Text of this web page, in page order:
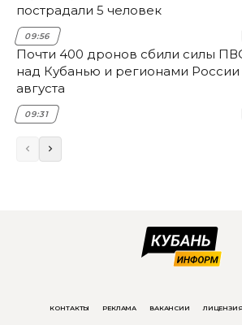
пострадали 5 человек
09:56
Почти 400 дронов сбили силы
над Кубанью и регионами России
августа
09:31
КОНТАКТЫ РЕКЛАМА ВАКАНСИИ